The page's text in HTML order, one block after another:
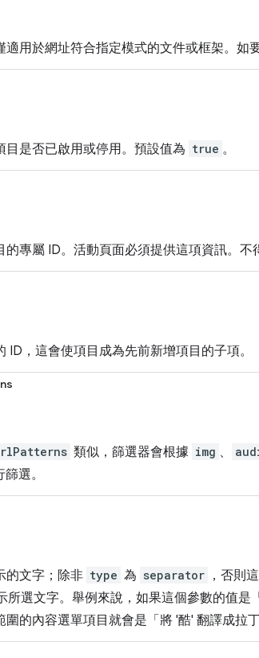
適用於網址符合指定模式的文件或框架。如
目是否已啟用或停用。預設值為 true 。
的專屬 ID。活動頁面必須提供這項資訊。不
ID，這會使項目成為先前新增項目的子項。
類似，篩選器會根據 img 、
選。
的文字；除非 type 為 separator ，否則
所選文字。舉例來說，如果這個參數的值是
的內容選單項目就會是「將 '酷' 翻譯成拉丁